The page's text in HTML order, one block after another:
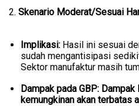
2. Skenario Moderat/Sesuai
Implikasi: Hasil ini sesuai
sudah mengantisipasi
Sektor manufaktur masih
Dampak pada GBP: Dampak
kemungkinan akan terbatas